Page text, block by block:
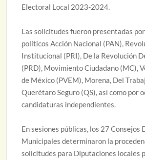
Electoral Local 2023-2024.
Las solicitudes fueron presentadas
políticos Acción Nacional (PAN),
Institucional (PRI), De la Revolución
(PRD), Movimiento Ciudadano (MC),
de México (PVEM), Morena, Del
Querétaro Seguro (QS), así como por
candidaturas independientes.
En sesiones públicas, los 27
Municipales determinaron la
solicitudes para Diputaciones locales